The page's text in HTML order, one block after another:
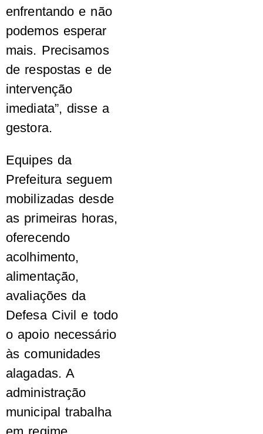
enfrentando e não
podemos esperar
mais. Precisamos
de respostas e de
intervenção
imediata”, disse a
gestora.
Equipes da
Prefeitura seguem
mobilizadas desde
as primeiras horas,
oferecendo
acolhimento,
alimentação,
avaliações da
Defesa Civil e todo
o apoio necessário
às comunidades
alagadas. A
administração
municipal trabalha